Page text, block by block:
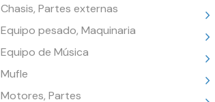
Chasis, Partes externas
Equipo pesado, Maquinaria
Equipo de Música
Mufle
Motores, Partes